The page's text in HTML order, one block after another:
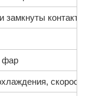
замкнуты контакты
фар
скорость